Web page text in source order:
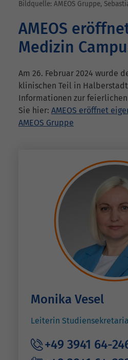
Bildquelle: AMEOS Gruppe,
AMEOS
Medizin
Am 26. Februar 2024 wurde
klinischen Teil in
Informationen zur
Sie hier: AMEOS eröffnet
AMEOS Gruppe
Monika Vesel
Leiterin
+49 3941 64-